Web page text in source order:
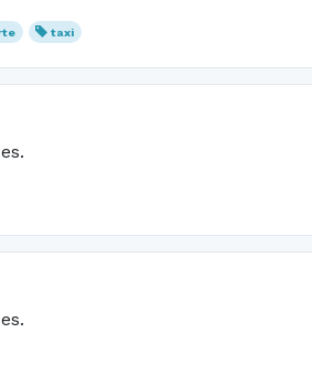
taxi